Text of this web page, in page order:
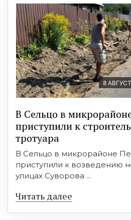
8
В Сельцо в
приступили к
тротуара
В Сельцо в микрорайоне
приступили к возведению
улицах Суворова ...
Читать далее